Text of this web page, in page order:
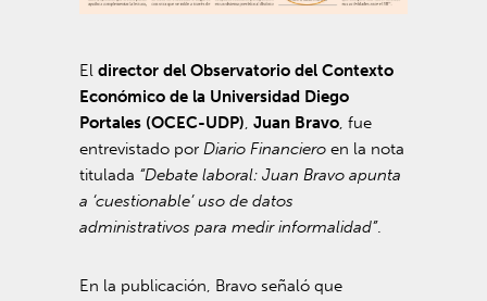
Eldirector del Observatorio del Contexto
Económico de la Universidad Diego
Portales (OCEC-UDP),Juan Bravo, fue
entrevistado porDiario Financiero en la nota
titulada “Debate laboral: Juan Bravo apunta
a ‘cuestionable’ uso de datos
administrativos para medir informalidad”.
En la publicación, Bravo señaló que